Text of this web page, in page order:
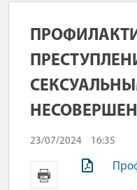
23/07/2024 16:35